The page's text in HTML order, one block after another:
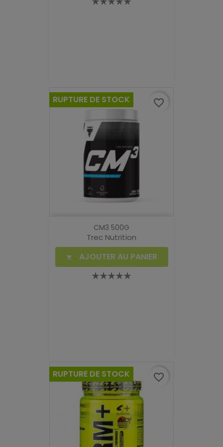
CM3 500G
Trec Nutrition
 AJOUTER AU PANIER
RUPTURE DE STOCK favorite_border
RUPTURE DE STOCK favorite_border